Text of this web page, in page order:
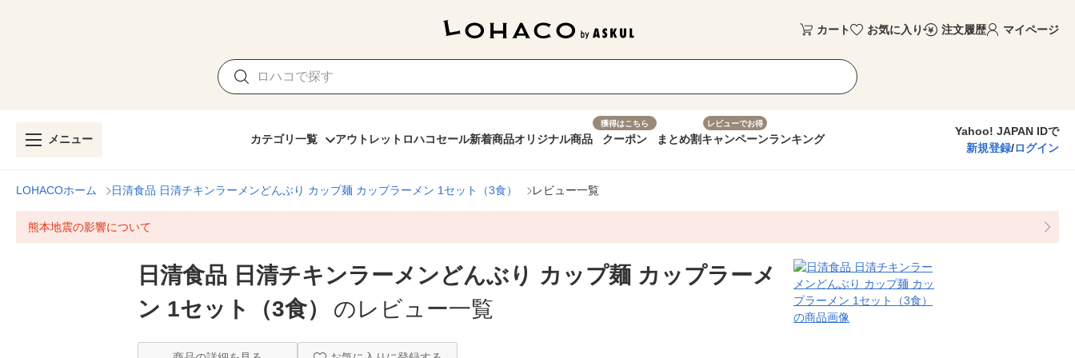
カート お気に入り 注文履歴 マイページ
メニュー カテゴリ一覧 アウトレット ロハコセール新着商品オリジナル商品
獲得はこちら
クーポン まとめ割
レビューでお得
キャンペーンランキング
Yahoo! JAPAN IDで
新規登録/ログイン
LOHACOホーム 日清食品 日清チキンラーメンどんぶり カップ麺 カップラーメン 1セット（3食） レビュー一覧
熊本地震の影響について
日清食品 日清チキンラーメンどんぶり カップ麺 カップラーメ
ン 1セット（3食）
のレビュー一覧